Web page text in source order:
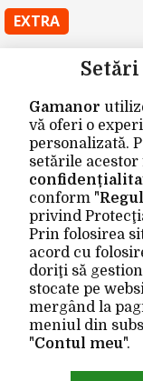
Gamanor
vă oferi o
personalizată.
setările
conform "
privind
Prin folosirea
acord cu
doriţi să
stocate pe
mergând la
meniul din
"Contul meu".
EXTRA
Oferte speciale
CONTUL MEU
Contul meu
Istoric comenzi
Wishlist
Newsletter
Gamanor © 2026